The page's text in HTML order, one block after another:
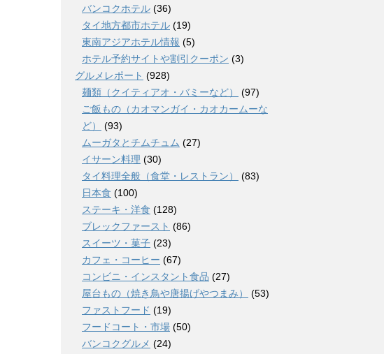
バンコクホテル (36)
タイ地方都市ホテル (19)
東南アジアホテル情報 (5)
ホテル予約サイトや割引クーポン (3)
グルメレポート (928)
麺類（クイティアオ・バミーなど）
(97)
ご飯もの（カオマンガイ・カオカームーな
ど）
(93)
ムーガタとチムチュム (27)
イサーン料理 (30)
タイ料理全般（食堂・レストラン）
(83)
日本食 (100)
ステーキ・洋食 (128)
ブレックファースト (86)
スイーツ・菓子 (23)
カフェ・コーヒー (67)
コンビニ・インスタント食品 (27)
屋台もの（焼き鳥や唐揚げやつまみ）
(53)
ファストフード (19)
フードコート・市場 (50)
バンコクグルメ (24)